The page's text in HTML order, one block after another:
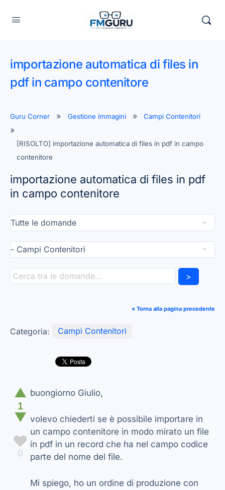
importazione automatica di files in
pdf in campo contenitore
Guru Corner Gestione immagini Campi Contenitori
[RISOLTO] importazione automatica di files in pdf in campo
contenitore
importazione automatica di files in pdf
in campo contenitore
>
« Torna alla pagina precedente
Categoria: Campi Contenitori
▲
1
▼
♥
0
buongiorno Giulio,
volevo chiederti se è possibile importare in
un campo contenitore in modo mirato un file
in pdf in un record che ha nel campo codice
parte del nome del file.
Mi spiego, ho un ordine di produzione con